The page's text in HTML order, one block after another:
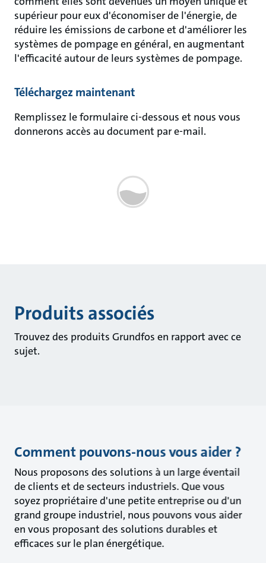
supérieur pour eux d'économiser de l'énergie, de
réduire les émissions de carbone et d'améliorer les
systèmes de pompage en général, en augmentant
l'efficacité autour de leurs systèmes de pompage.
Téléchargez maintenant
Remplissez le formulaire ci-dessous et nous vous
donnerons accès au document par e-mail.
Produits associés
Trouvez des produits Grundfos en rapport avec ce
sujet.
Comment pouvons-nous vous aider ?
Nous proposons des solutions à un large éventail
de clients et de secteurs industriels. Que vous
soyez propriétaire d'une petite entreprise ou d'un
grand groupe industriel, nous pouvons vous aider
en vous proposant des solutions durables et
efficaces sur le plan énergétique.